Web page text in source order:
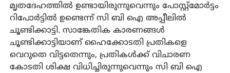
മൃതദേഹത്തില്‍ ഉണ്ടായിരുന്നുവെന്നും പോസ്റ്റ്മോര്‍ട്ടം
റിപോര്‍ട്ടില്‍ ഉണ്ടെന്ന് സി ബി ഐ അപ്പീലില്‍
ചൂണ്ടിക്കാട്ടി. സാങ്കേതിക കാരണങ്ങള്‍
ചൂണ്ടിക്കാട്ടിയാണ് ഹൈക്കോടതി പ്രതികളെ
വെറുതെ വിട്ടതെന്നും, പ്രതികള്‍ക്ക് വിചാരണ
കോടതി ശിക്ഷ വിധിച്ചിരുന്നുവെന്നും സി ബി ഐ